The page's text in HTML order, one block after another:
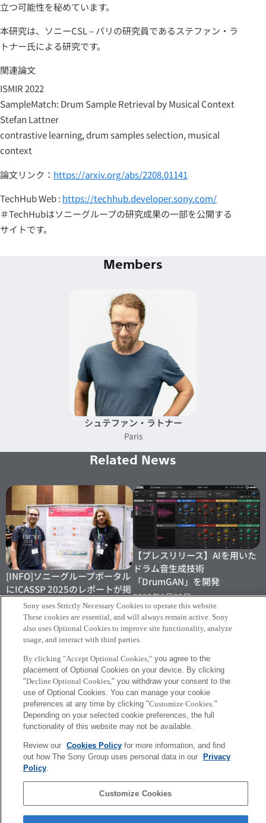
立つ可能性を秘めています。
本研究は、ソニーCSL – パリの研究員であるステファン・ラ
トナー氏による研究です。
関連論文
ISMIR 2022
SampleMatch: Drum Sample Retrieval by Musical Context
Stefan Lattner
contrastive learning, drum samples selection, musical
context
論文リンク： https://arxiv.org/abs/2208.01141
TechHub Web : https://techhub.developer.sony.com/
＃TechHubはソニーグループの研究成果の一部を公開する
サイトです。
Members
シュテファン・ラトナー
Paris
Related News
[INFO]ソニーグループポータル
にICASSP 2025のレポートが掲
載されました
2025年4月24日
【プレスリリース】AIを用いた
ドラム音生成技術
「DrumGAN」を開発
2022年6月22日
フランスの作曲家/編曲家Uele
LamoreがソニーCSLの作曲ア
シストAIを使った楽曲をリリー
ス
2021年4月1日
ご利用条件 プライバシーポリシー
Sony uses Strictly Necessary Cookies to operate this website.
These cookies are essential, and will always remain active. Sony
also uses Optional Cookies to improve site functionality, analyze
usage, and interact with third parties.
By clicking "Accept Optional Cookies,"you agree to the
placement of Optional Cookies on your device. By clicking
"Decline Optional Cookies," you withdraw your consent to the
use of Optional Cookies. You can manage your cookie
preferences at any time by clicking "Customize Cookies."
Depending on your selected cookie preferences, the full
functionality of this website may not be available.
Review our Cookies Policyfor more information, and find
out how The Sony Group uses personal data in our
Privacy
Policy.
Customize Cookies